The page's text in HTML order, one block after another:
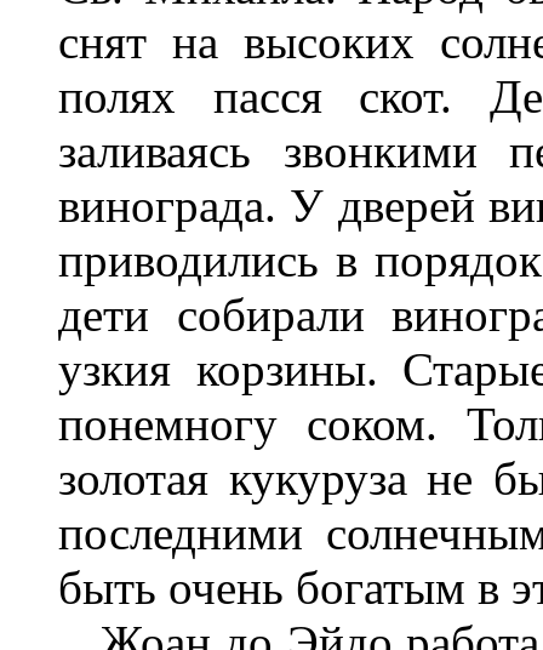
снят на высоких
полях пасся скот.
заливаясь звонкими
винограда. У дверей
приводились в
дети собирали
узкия корзины.
понемногу соком.
золотая кукуруза не
последними
быть очень богатым в